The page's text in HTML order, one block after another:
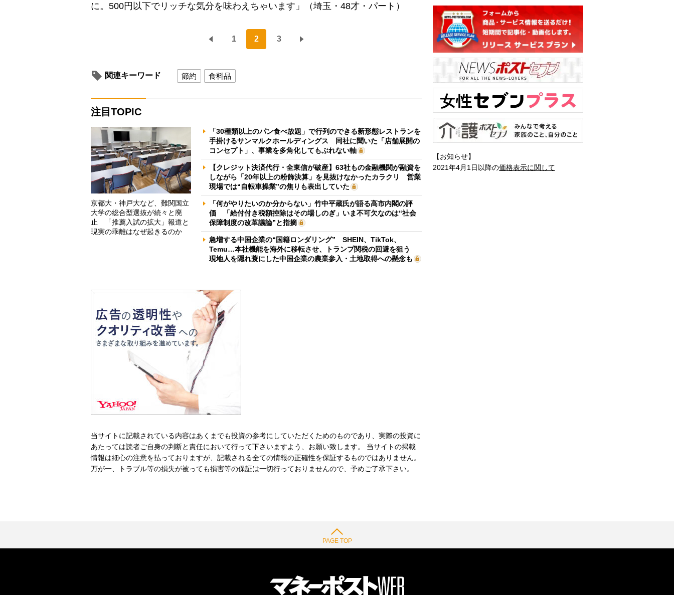
に。500円以下でリッチな気分を味わえちゃいます」（埼玉・48才・パート）
1 2 3
関連キーワード 節約 食料品
注目TOPIC
京都大・神戸大など、難関国立
大学の総合型選抜が続々と廃
止 「推薦入試の拡大」報道と
現実の乖離はなぜ起きるのか
「30種類以上のパン食べ放題」で行列のできる新形態レストランを
手掛けるサンマルクホールディングス 同社に聞いた「店舗展開の
コンセプト」、事業を多角化してもぶれない軸
【クレジット決済代行・全東信が破産】63社もの金融機関が融資を
しながら「20年以上の粉飾決算」を見抜けなかったカラクリ 営業
現場では“自転車操業”の焦りも表出していた
「何がやりたいのか分からない」竹中平蔵氏が語る高市内閣の評
価 「給付付き税額控除はその場しのぎ」いま不可欠なのは“社会
保障制度の改革議論”と指摘
急増する中国企業の“国籍ロンダリング” SHEIN、TikTok、
Temu…本社機能を海外に移転させ、トランプ関税の回避を狙う
現地人を隠れ蓑にした中国企業の農業参入・土地取得への懸念も
当サイトに記載されている内容はあくまでも投資の参考にしていただくためのものであり、実際の投資に
あたっては読者ご自身の判断と責任において行って下さいますよう、お願い致します。 当サイトの掲載
情報は細心の注意を払っておりますが、記載される全ての情報の正確性を保証するものではありません。
万が一、トラブル等の損失が被っても損害等の保証は一切行っておりませんので、予めご了承下さい。
【お知らせ】
2021年4月1日以降の価格表示に関して
PAGE TOP